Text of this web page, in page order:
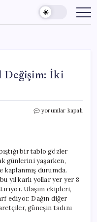
Değişim: İki
Toroslar’da
Dünya
için
yorumlar kapalı
bir tablo gözler
günlerini yaşarken,
kaplanmış durumda.
yıl karlı yollar yer yer 8
Ulaşım ekipleri,
ediyor. Dağın diğer
güneşin tadını